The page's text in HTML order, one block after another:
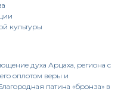
культуры
духа Арцаха, региона с
оплотом веры и
патина «бронза» в